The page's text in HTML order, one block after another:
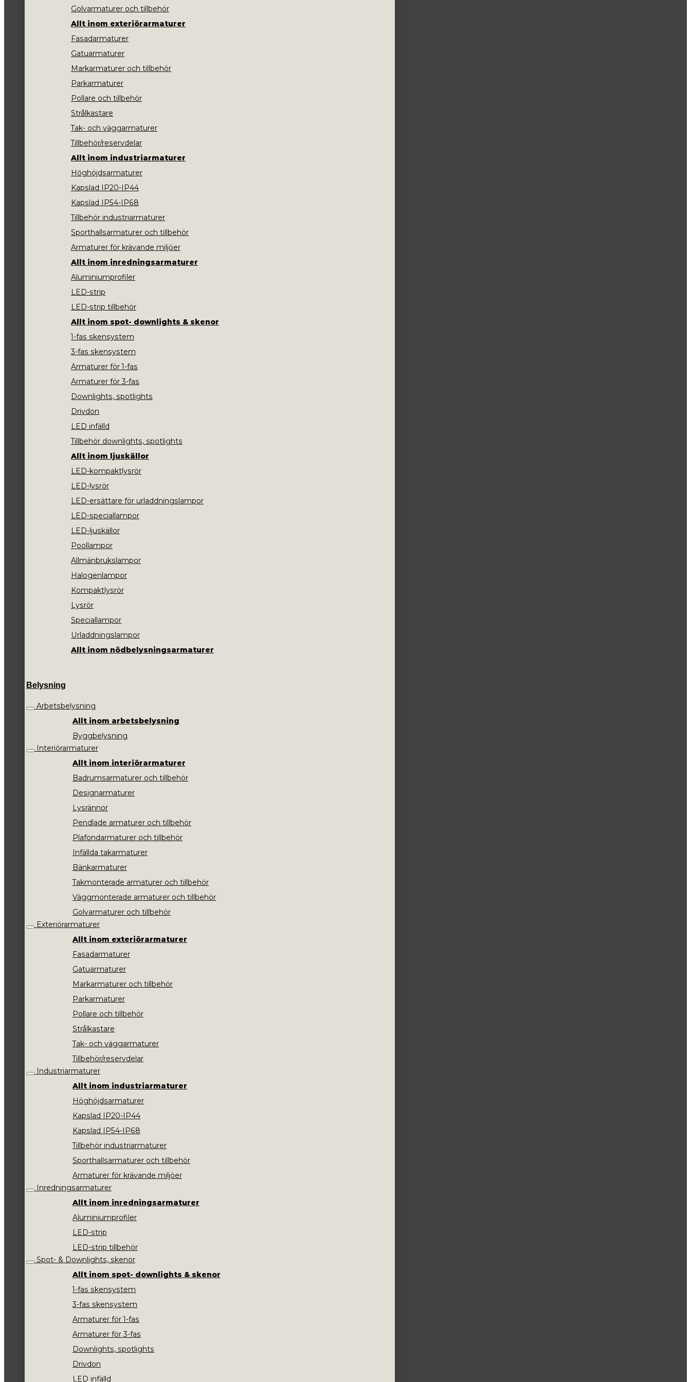
Golvarmaturer och tillbehör
Allt inom exteriörarmaturer
Fasadarmaturer
Gatuarmaturer
Markarmaturer och tillbehör
Parkarmaturer
Pollare och tillbehör
Strålkastare
Tak- och väggarmaturer
Tillbehör/reservdelar
Allt inom industriarmaturer
Höghöjdsarmaturer
Kapslad IP20-IP44
Kapslad IP54-IP68
Tillbehör industriarmaturer
Sporthallsarmaturer och tillbehör
Armaturer för krävande miljöer
Allt inom inredningsarmaturer
Aluminiumprofiler
LED-strip
LED-strip tillbehör
Allt inom spot- downlights & skenor
1-fas skensystem
3-fas skensystem
Armaturer för 1-fas
Armaturer för 3-fas
Downlights, spotlights
Drivdon
LED infälld
Tillbehör downlights, spotlights
Allt inom ljuskällor
LED-kompaktlysrör
LED-lysrör
LED-ersättare för urladdningslampor
LED-speciallampor
LED-ljuskällor
Poollampor
Allmänbrukslampor
Halogenlampor
Kompaktlysrör
Lysrör
Speciallampor
Urladdningslampor
Allt inom nödbelysningsarmaturer
Belysning
Arbetsbelysning
Allt inom arbetsbelysning
Byggbelysning
Interiörarmaturer
Allt inom interiörarmaturer
Badrumsarmaturer och tillbehör
Designarmaturer
Lysrännor
Pendlade armaturer och tillbehör
Plafondarmaturer och tillbehör
Infällda takarmaturer
Bänkarmaturer
Takmonterade armaturer och tillbehör
Väggmonterade armaturer och tillbehör
Golvarmaturer och tillbehör
Exteriörarmaturer
Allt inom exteriörarmaturer
Fasadarmaturer
Gatuarmaturer
Markarmaturer och tillbehör
Parkarmaturer
Pollare och tillbehör
Strålkastare
Tak- och väggarmaturer
Tillbehör/reservdelar
Industriarmaturer
Allt inom industriarmaturer
Höghöjdsarmaturer
Kapslad IP20-IP44
Kapslad IP54-IP68
Tillbehör industriarmaturer
Sporthallsarmaturer och tillbehör
Armaturer för krävande miljöer
Inredningsarmaturer
Allt inom inredningsarmaturer
Aluminiumprofiler
LED-strip
LED-strip tillbehör
Spot- & Downlights, skenor
Allt inom spot- downlights & skenor
1-fas skensystem
3-fas skensystem
Armaturer för 1-fas
Armaturer för 3-fas
Downlights, spotlights
Drivdon
LED infälld